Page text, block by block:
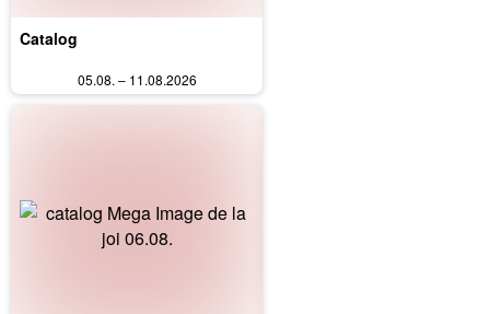
Catalog
05.08. – 11.08.2026